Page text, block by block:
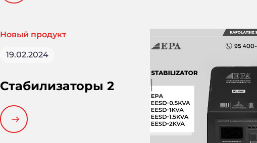
комфорт в вашем доме.
Новый продукт
19.02.2024
Стабилизаторы 2